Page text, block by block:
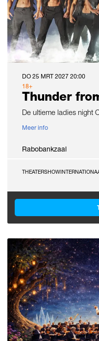
Thunder
De ultieme ladies night
18+
DO 25 MRT 2027 20:00
Meer info
Rabobankzaal
THEATERSHOW